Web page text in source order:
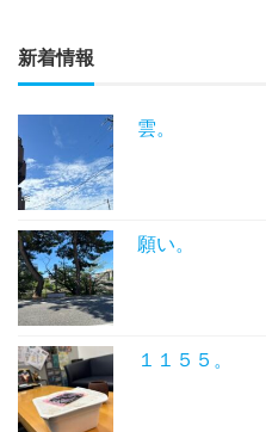
新着情報
雲。
願い。
１１５５。